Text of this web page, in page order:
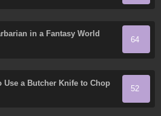
in a Fantasy World
64
Use a Butcher Knife to Chop
the World, Right?
52